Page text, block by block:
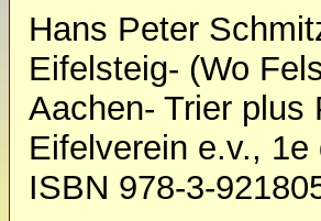
Hans Peter
Eifelsteig- (Wo
Aachen- Trier plus
Eifelverein e.v., 1e
ISBN 978-3-